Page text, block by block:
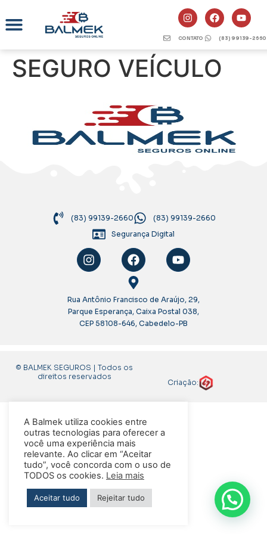
CONTATO (83) 99139-2660
SEGURO VEÍCULO
(83) 99139-2660
(83) 99139-2660
Segurança Digital
Rua Antônio Francisco de Araújo, 29,
Parque Esperança, Caixa Postal 038,
CEP 58108-646, Cabedelo-PB
© BALMEK SEGUROS | Todos os
direitos reservados
Criação:
A Balmek utiliza cookies entre
outras tecnologias para oferecer a
você uma experiência mais
relevante. Ao clicar em “Aceitar
tudo”, você concorda com o uso de
TODOS os cookies. Leia mais
Aceitar tudo Rejeitar tudo